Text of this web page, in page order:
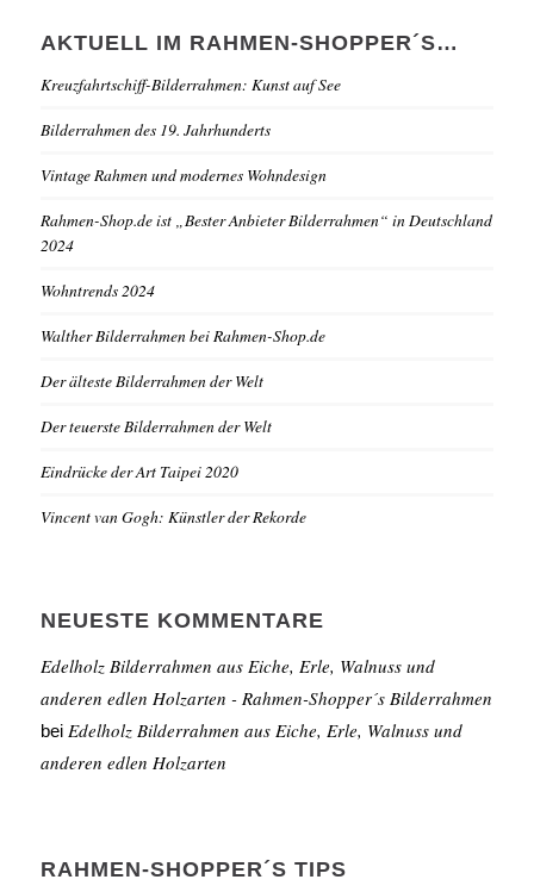
AKTUELL IM RAHMEN-SHOPPER´S…
Kreuzfahrtschiff-Bilderrahmen: Kunst auf See
Bilderrahmen des 19. Jahrhunderts
Vintage Rahmen und modernes Wohndesign
Rahmen-Shop.de ist „Bester Anbieter Bilderrahmen“ in Deutschland
2024
Wohntrends 2024
Walther Bilderrahmen bei Rahmen-Shop.de
Der älteste Bilderrahmen der Welt
Der teuerste Bilderrahmen der Welt
Eindrücke der Art Taipei 2020
Vincent van Gogh: Künstler der Rekorde
NEUESTE KOMMENTARE
Edelholz Bilderrahmen aus Eiche, Erle, Walnuss und
anderen edlen Holzarten - Rahmen-Shopper´s Bilderrahmen
bei Edelholz Bilderrahmen aus Eiche, Erle, Walnuss und
anderen edlen Holzarten
RAHMEN-SHOPPER´S TIPS